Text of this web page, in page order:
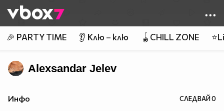
👾
🎉 PARTY TIME 👂 Клю – клю 🪀CHILL ZONE
Alexsandar Jelev
Инфо СЛЕДВАЙ0